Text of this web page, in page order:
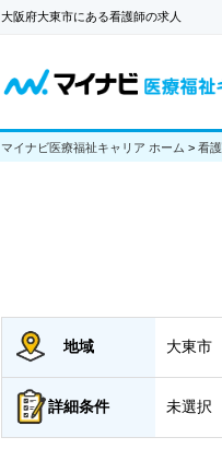
大阪府大東市にある看護師の求人
マイナビ医療福祉キャリア ホーム > 看
地域 大東市
詳細条件 未選択